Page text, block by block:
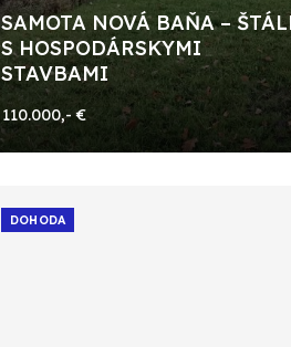
SAMOTA NOVÁ BAŇA –
S HOSPODÁRSKYMI
STAVBAMI
110.000,- €
DOHODA